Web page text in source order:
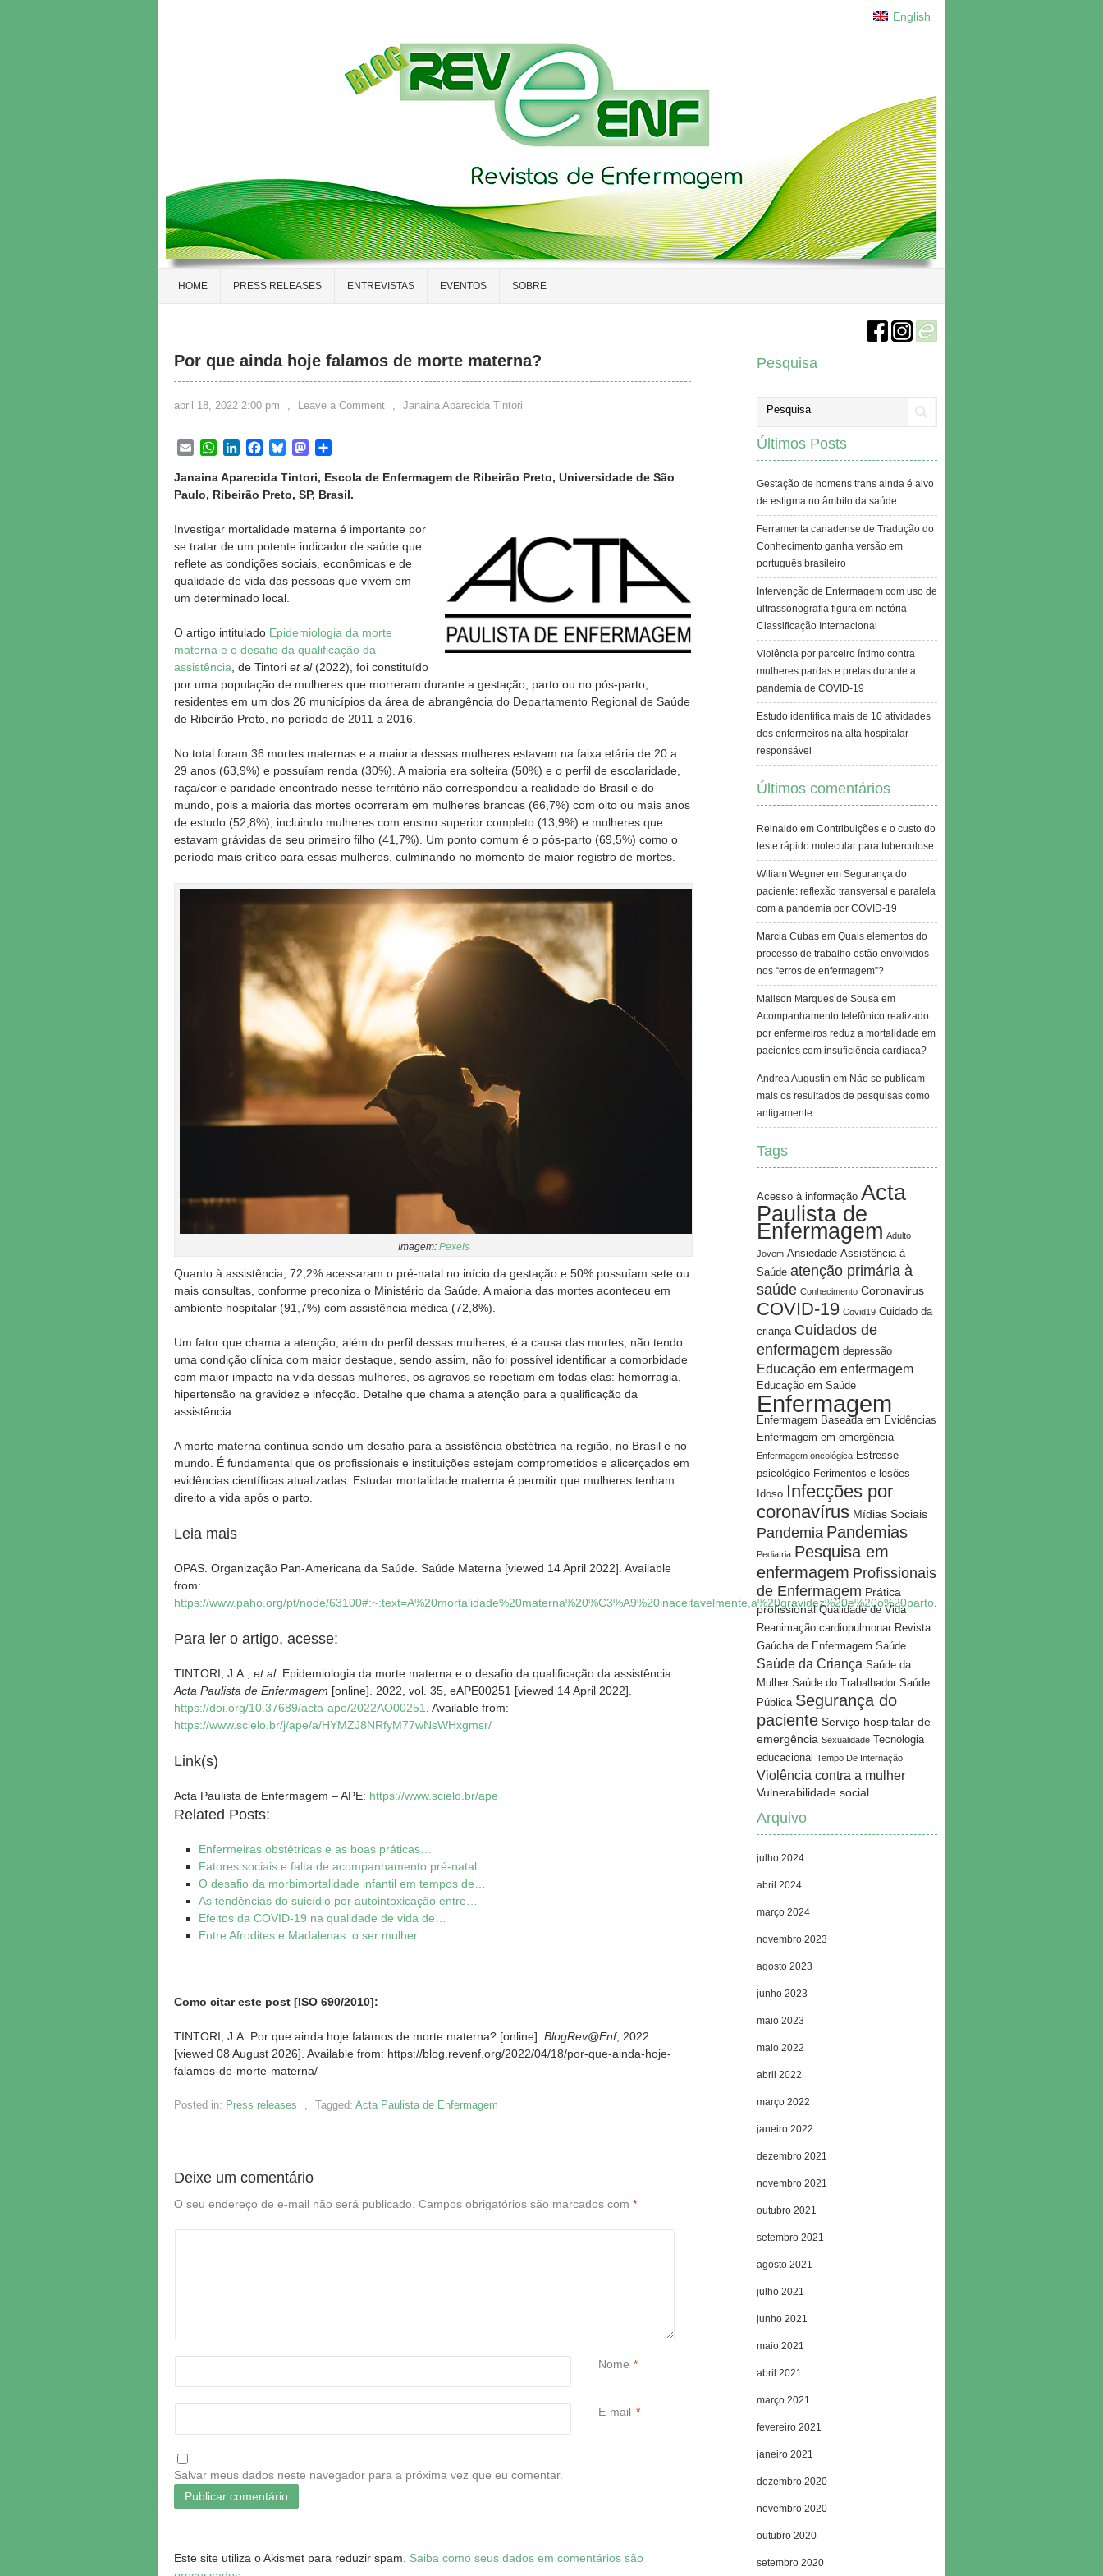
English
HOME PRESS RELEASES ENTREVISTAS EVENTOS SOBRE
Por que ainda hoje falamos de morte materna?
abril 18, 2022 2:00 pm , Leave a Comment , Janaina Aparecida Tintori
EmailWhatsApp
LinkedInFacebook
BlueskyMastodon
Janaina Aparecida Tintori, Escola de Enfermagem de Ribeirão Preto, Universidade de São
Paulo, Ribeirão Preto, SP, Brasil.
Investigar mortalidade materna é importante por
se tratar de um potente indicador de saúde que
reflete as condições sociais, econômicas e de
qualidade de vida das pessoas que vivem em
um determinado local.
O artigo intitulado Epidemiologia da morte
materna e o desafio da qualificação da
assistência , de Tintori et al(2022), foi constituído
por uma população de mulheres que morreram durante a gestação, parto ou no pós-parto,
residentes em um dos 26 municípios da área de abrangência do Departamento Regional de Saúde
de Ribeirão Preto, no período de 2011 a 2016.
No total foram 36 mortes maternas e a maioria dessas mulheres estavam na faixa etária de 20 a
29 anos (63,9%) e possuíam renda (30%). A maioria era solteira (50%) e o perfil de escolaridade,
raça/cor e paridade encontrado nesse território não correspondeu a realidade do Brasil e do
mundo, pois a maioria das mortes ocorreram em mulheres brancas (66,7%) com oito ou mais anos
de estudo (52,8%), incluindo mulheres com ensino superior completo (13,9%) e mulheres que
estavam grávidas de seu primeiro filho (41,7%). Um ponto comum é o pós-parto (69,5%) como o
período mais crítico para essas mulheres, culminando no momento de maior registro de mortes.
Imagem: Pexels
Quanto à assistência, 72,2% acessaram o pré-natal no início da gestação e 50% possuíam sete ou
mais consultas, conforme preconiza o Ministério da Saúde. A maioria das mortes aconteceu em
ambiente hospitalar (91,7%) com assistência médica (72,8%).
Um fator que chama a atenção, além do perfil dessas mulheres, é a causa das mortes, não tendo
uma condição clínica com maior destaque, sendo assim, não foi possível identificar a comorbidade
com maior impacto na vida dessas mulheres, os agravos se repetiam em todas elas: hemorragia,
hipertensão na gravidez e infecção. Detalhe que chama a atenção para a qualificação da
assistência.
A morte materna continua sendo um desafio para a assistência obstétrica na região, no Brasil e no
mundo. É fundamental que os profissionais e instituições estejam comprometidos e alicerçados em
evidências científicas atualizadas. Estudar mortalidade materna é permitir que mulheres tenham
direito a vida após o parto.
Leia mais
OPAS. Organização Pan-Americana da Saúde. Saúde Materna [viewed 14 April 2022]. Available
from:
https://www.paho.org/pt/node/63100#:~:text=A%20mortalidade%20materna%20%C3%A9%20inaceitavelmente,a%20gravidez%20e%20o%20parto
Para ler o artigo, acesse:
TINTORI, J.A., et al. Epidemiologia da morte materna e o desafio da qualificação da assistência.
Acta Paulista de Enfermagem [online]. 2022, vol. 35, eAPE00251 [viewed 14 April 2022].
https://doi.org/10.37689/acta-ape/2022AO00251
. Available from:
https://www.scielo.br/j/ape/a/HYMZJ8NRfyM77wNsWHxgmsr/
Link(s)
Acta Paulista de Enfermagem – APE: https://www.scielo.br/ape
Related Posts:
Enfermeiras obstétricas e as boas práticas…
Fatores sociais e falta de acompanhamento pré-natal…
O desafio da morbimortalidade infantil em tempos de…
As tendências do suicídio por autointoxicação entre…
Efeitos da COVID-19 na qualidade de vida de…
Entre Afrodites e Madalenas: o ser mulher…
Como citar este post [ISO 690/2010]:
TINTORI, J.A. Por que ainda hoje falamos de morte materna? [online]. BlogRev@Enf, 2022
[viewed 08 August 2026]. Available from: https://blog.revenf.org/2022/04/18/por-que-ainda-hoje-
falamos-de-morte-materna/
Posted in: Press releases , Tagged: Acta Paulista de Enfermagem
Deixe um comentário
O seu endereço de e-mail não será publicado. Campos obrigatórios são marcados com *
Nome *
E-mail *
Salvar meus dados neste navegador para a próxima vez que eu comentar.
Este site utiliza o Akismet para reduzir spam. Saiba como seus dados em comentários são
Pesquisa
Últimos Posts
Gestação de homens trans ainda é alvo
de estigma no âmbito da saúde
Ferramenta canadense de Tradução do
Conhecimento ganha versão em
português brasileiro
Intervenção de Enfermagem com uso de
ultrassonografia figura em notória
Classificação Internacional
Violência por parceiro íntimo contra
mulheres pardas e pretas durante a
pandemia de COVID-19
Estudo identifica mais de 10 atividades
dos enfermeiros na alta hospitalar
responsável
Últimos comentários
Reinaldo em Contribuições e o custo do
teste rápido molecular para tuberculose
Wiliam Wegner em Segurança do
paciente: reflexão transversal e paralela
com a pandemia por COVID-19
Marcia Cubas em Quais elementos do
processo de trabalho estão envolvidos
nos “erros de enfermagem”?
Mailson Marques de Sousa em
Acompanhamento telefônico realizado
por enfermeiros reduz a mortalidade em
pacientes com insuficiência cardíaca?
Andrea Augustin em Não se publicam
mais os resultados de pesquisas como
antigamente
Tags
Acesso à informação Acta
Paulista de
Enfermagem Adulto
Jovem Ansiedade Assistência à
Saúde atenção primária à
saúde Conhecimento Coronavirus
COVID-19 Covid19 Cuidado da
criança Cuidados de
enfermagem depressão
Educação em enfermagem
Educação em Saúde
Enfermagem
Enfermagem Baseada em Evidências
Enfermagem em emergência
Enfermagem oncológica Estresse
psicológico Ferimentos e lesões
Idoso Infecções por
coronavírus Mídias Sociais
Pandemia Pandemias
Pediatria Pesquisa em
enfermagem Profissionais
de Enfermagem Prática
profissional Qualidade de Vida
Reanimação cardiopulmonar Revista
Gaúcha de Enfermagem Saúde
Saúde da Criança Saúde da
Mulher Saúde do Trabalhador Saúde
Pública Segurança do
paciente Serviço hospitalar de
emergência Sexualidade
Tecnologia
educacional Tempo De Internação
Violência contra a mulher
Vulnerabilidade social
Arquivo
julho 2024
abril 2024
março 2024
novembro 2023
agosto 2023
junho 2023
maio 2023
maio 2022
abril 2022
março 2022
janeiro 2022
dezembro 2021
novembro 2021
outubro 2021
setembro 2021
agosto 2021
julho 2021
junho 2021
maio 2021
abril 2021
março 2021
fevereiro 2021
janeiro 2021
dezembro 2020
novembro 2020
outubro 2020
setembro 2020